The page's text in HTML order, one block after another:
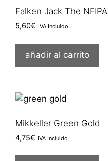
Falken Jack The NEIPA
5,60€ IVA Incluido
añadir al carrito
Mikkeller Green Gold
4,75€ IVA Incluido